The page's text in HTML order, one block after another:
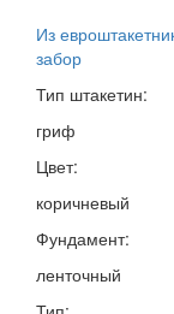
Из
забор
Тип штакетин:
гриф
Цвет:
коричневый
Фундамент:
ленточный